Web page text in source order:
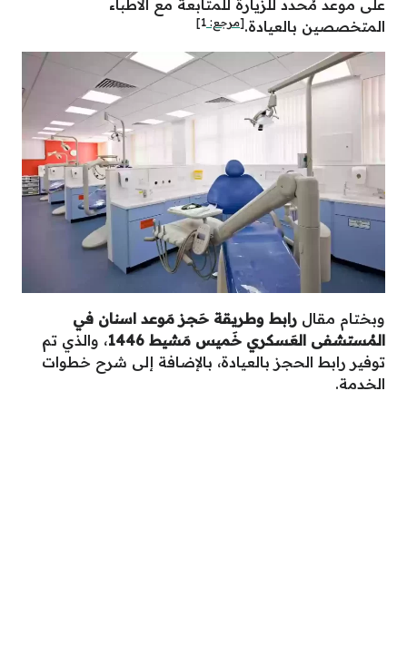
على موعد مُحدد للزيارة للمتابعة مع الأطباء
المتخصصين بالعيادة.[مرجع: 1
]
وبختام مقال رابط وطريقة حَجز مَوعد اسنان في
المُستشفى العَسكري خَميس مَشيط 1446
، والذي تم
توفير رابط الحجز بالعيادة، بالإضافة إلى شرح خطوات
الخدمة.